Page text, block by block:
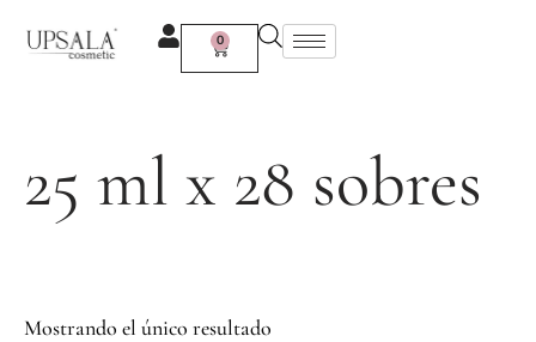
contenido
0
Carrito
25 ml x 28 sobres
Mostrando el único resultado